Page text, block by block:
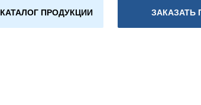
КАТАЛОГ ПРОДУКЦИИ ЗАКАЗАТЬ